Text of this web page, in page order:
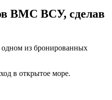
ВМС ВСУ, сделав
из бронированных
в открытое море.